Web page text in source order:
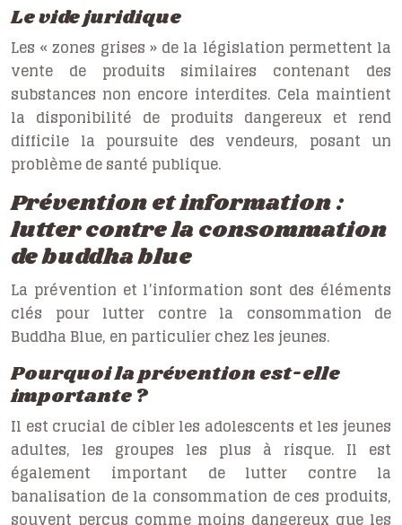
Le vide juridique
Les « zones grises » de la législation permettent la
vente de produits similaires contenant des
substances non encore interdites. Cela maintient
la disponibilité de produits dangereux et rend
difficile la poursuite des vendeurs, posant un
problème de santé publique.
Prévention et information :
lutter contre la consommation
de buddha blue
La prévention et l’information sont des éléments
clés pour lutter contre la consommation de
Buddha Blue, en particulier chez les jeunes.
Pourquoi la prévention est-elle
importante ?
Il est crucial de cibler les adolescents et les jeunes
adultes, les groupes les plus à risque. Il est
également important de lutter contre la
banalisation de la consommation de ces produits,
souvent perçus comme moins dangereux que les